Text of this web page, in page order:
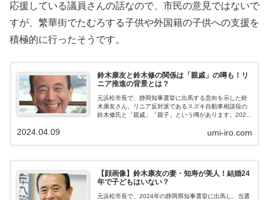
応援している議員さんの話なので、市民の意見ではないで
すが、繁華街でたむろする子供や外国籍の子供への支援を
積極的に行ったそうです。
鈴木康友と鈴木修の関係は「親戚」の噂も！リ
ニア推進の背景とは？
元浜松市長で、静岡知事選挙に出馬する意向を示した鈴
木康友さん。リニア反対派であるスズキ自動車相談役の
鈴木修氏と「親戚」「親子」という噂があります。2024
争点になるため、鈴木康友さんがリニア推進派なのか？
すずき・やすとも 生年月日：1957年8月23日 年齢： 出
身：静岡県浜松市 学歴：慶応義塾大学法学部政治学科卒
umi-iro.com
2024.04.09
【顔画像】鈴木康友の妻・知寿が美人！結婚24
年で子どもはいない？
元浜松市長で、2024年の静岡県知事選挙に出馬し、当選